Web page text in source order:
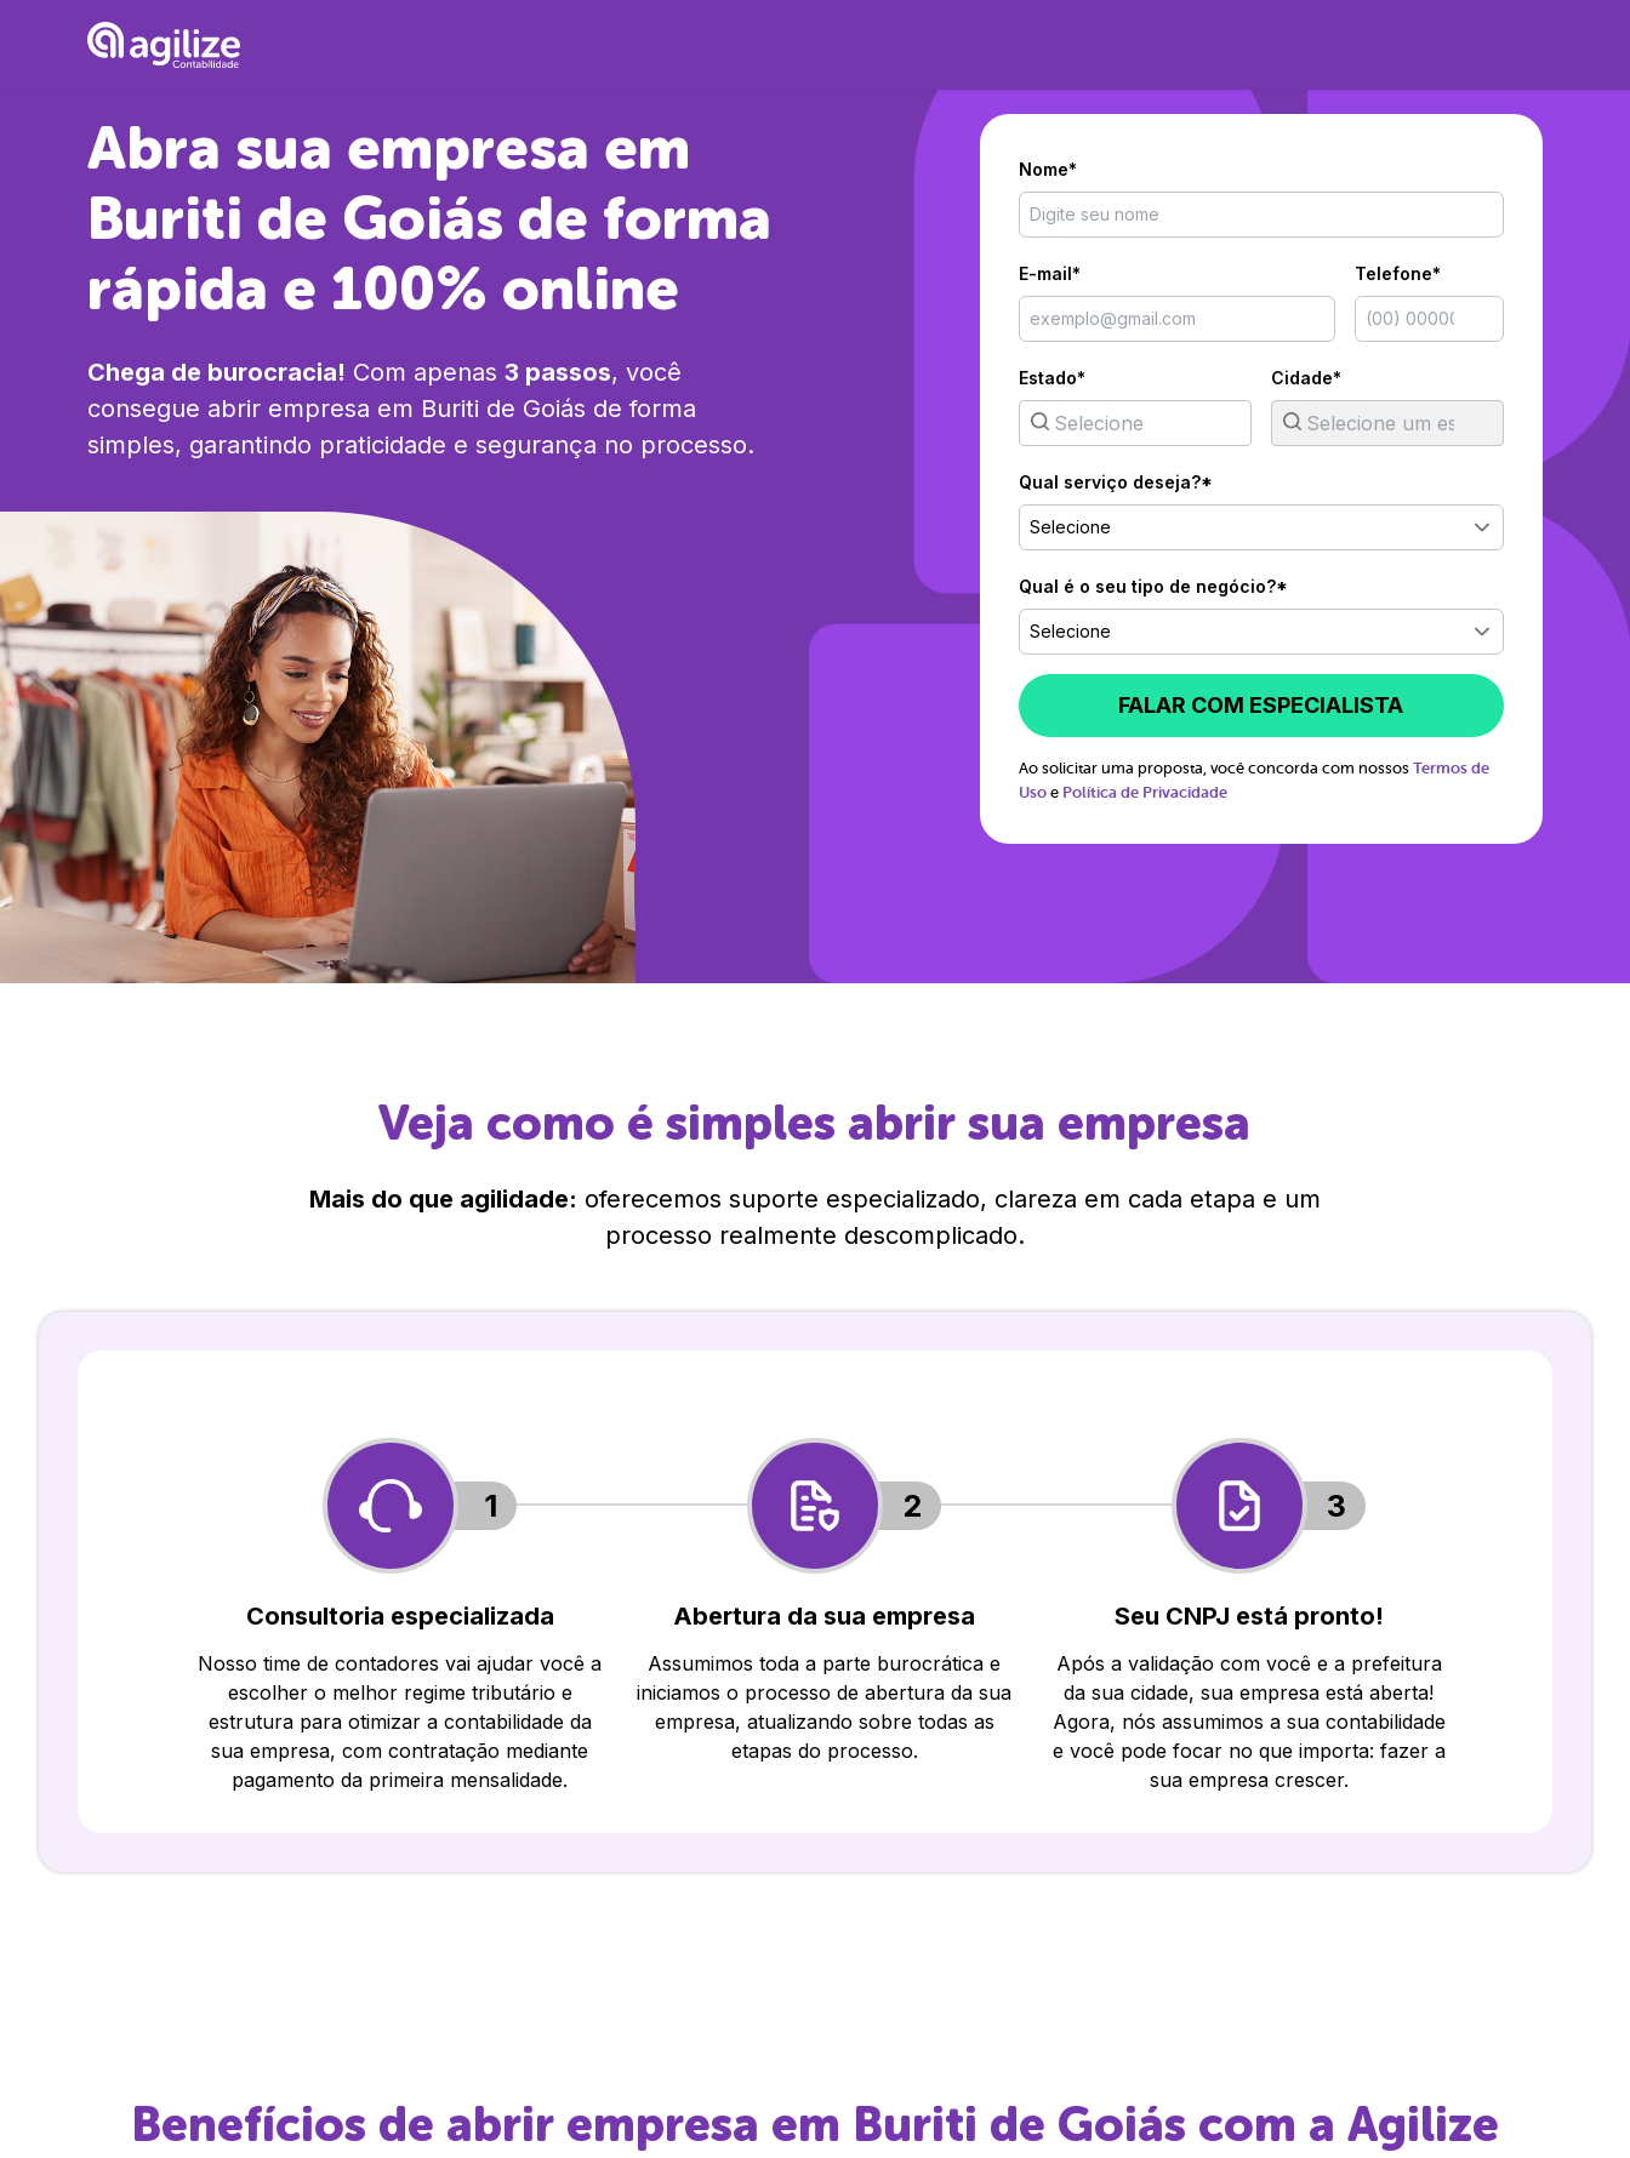
Abra sua empresa em
Buriti de Goiás de forma
rápida e 100% online
Chega de burocracia! Com apenas 3 passos, você
consegue abrir empresa em Buriti de Goiás de forma
simples, garantindo praticidade e segurança no processo.
Nome*
E-mail* Telefone*
Estado* Cidade*
Qual serviço deseja?*
Selecione
Qual é o seu tipo de negócio?*
Selecione
FALAR COM ESPECIALISTA
Ao solicitar uma proposta, você concorda com nossos Termos de
Uso e Política de Privacidade
Veja como é simples abrir sua empresa
Mais do que agilidade: oferecemos suporte especializado, clareza em cada etapa e um
processo realmente descomplicado.
1
Consultoria especializada
Nosso time de contadores vai ajudar você a
escolher o melhor regime tributário e
estrutura para otimizar a contabilidade da
sua empresa, com contratação mediante
pagamento da primeira mensalidade.
2
Abertura da sua empresa
Assumimos toda a parte burocrática e
iniciamos o processo de abertura da sua
empresa, atualizando sobre todas as
etapas do processo.
3
Seu CNPJ está pronto!
Após a validação com você e a prefeitura
da sua cidade, sua empresa está aberta!
Agora, nós assumimos a sua contabilidade
e você pode focar no que importa: fazer a
sua empresa crescer.
Benefícios de abrir empresa em Buriti de Goiás com a Agilize